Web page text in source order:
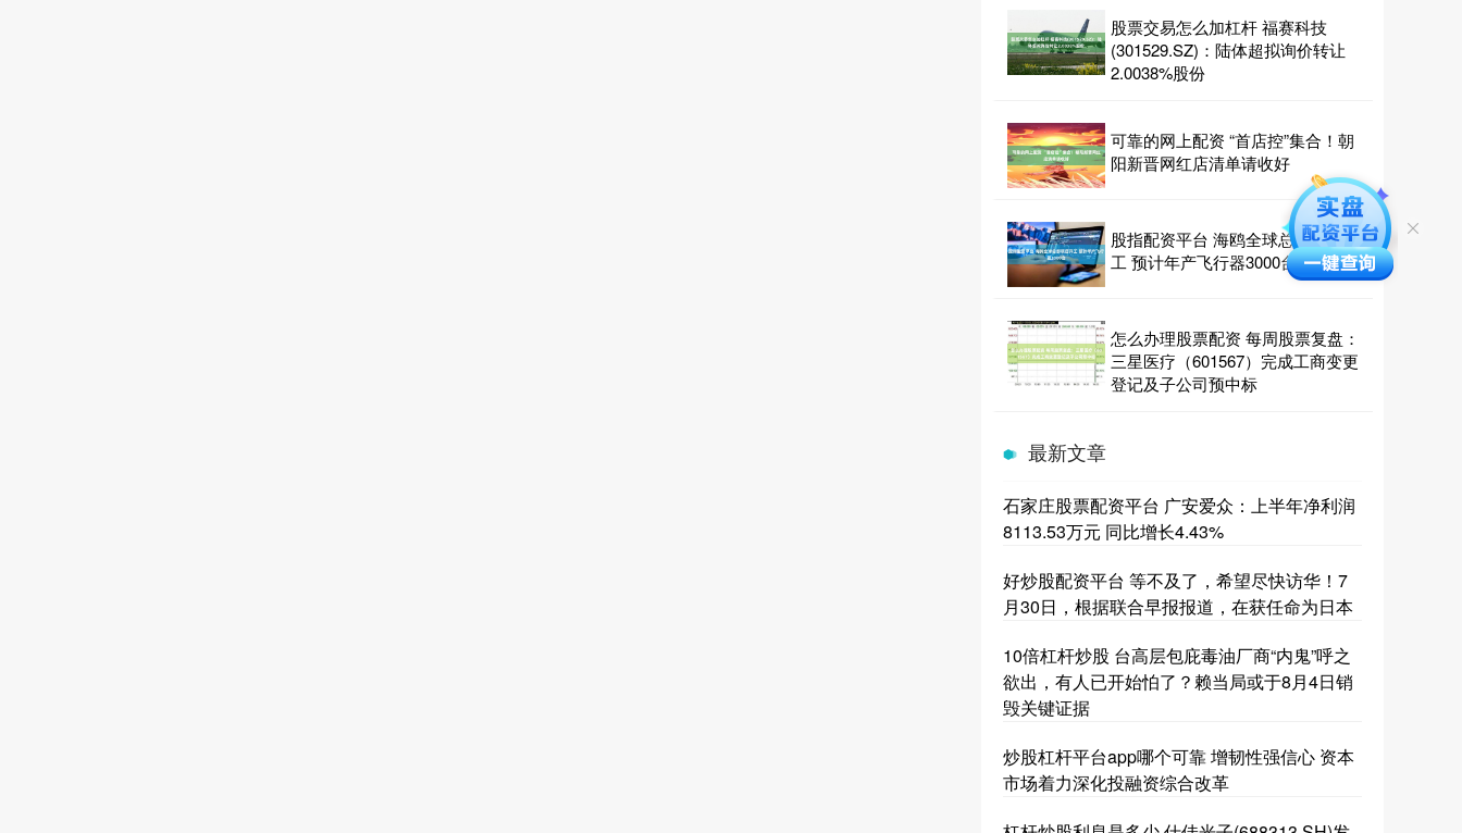
股票交易怎么加杠杆 福赛科技
(301529.SZ)：陆体超拟询价转让
2.0038%股份
可靠的网上配资 “首店控”集合！朝
阳新晋网红店清单请收好
股指配资平台 海鸥全球总部项目开
工 预计年产飞行器3000台
怎么办理股票配资 每周股票复盘：
三星医疗（601567）完成工商变更
登记及子公司预中标
最新文章
石家庄股票配资平台 广安爱众：上半年净利润
8113.53万元 同比增长4.43%
好炒股配资平台 等不及了，希望尽快访华！7
月30日，根据联合早报报道，在获任命为日本
10倍杠杆炒股 台高层包庇毒油厂商“内鬼”呼之
欲出，有人已开始怕了？赖当局或于8月4日销
毁关键证据
炒股杠杆平台app哪个可靠 增韧性强信心 资本
市场着力深化投融资综合改革